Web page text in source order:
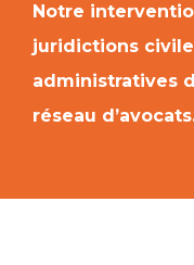
Notre
juridictions
administratives
réseau